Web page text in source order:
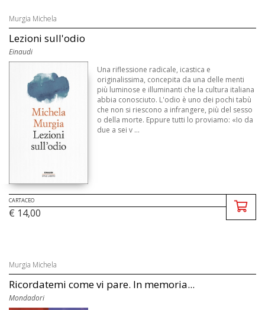
Murgia Michela
Lezioni sull'odio
Einaudi
Una riflessione radicale, icastica e
originalissima, concepita da una delle menti
più luminose e illuminanti che la cultura italiana
abbia conosciuto. L'odio è uno dei pochi tabù
che non si riescono a infrangere, più del sesso
o della morte. Eppure tutti lo proviamo: «Io da
due a sei v ...
CARTACEO
€ 14,00
Murgia Michela
Ricordatemi come vi pare. In memoria...
Mondadori